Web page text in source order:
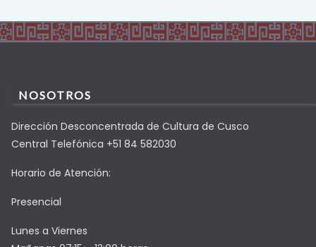
NOSOTROS
Dirección Desconcentrada de Cultura de Cusco
Central Telefónica +51 84 582030
Horario de Atención:
Presencial
Lunes a Viernes